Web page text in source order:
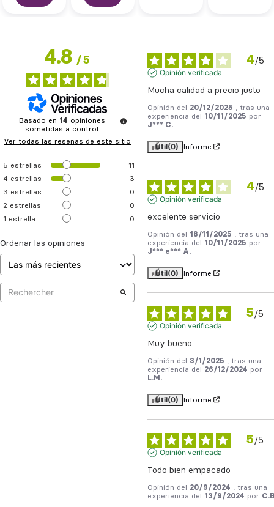
4.8/5
Basado en 14 opiniones
sometidas a control
Ver todas las reseñas de este sitio
5 estrellas
11
4 estrellas
3
3 estrellas
0
2 estrellas
0
1 estrella 0
Ordenar las opiniones
4/5
Opinión verificada
Mucha calidad a precio justo
Opinión del 20/12/2025
, tras una
experiencia del 10/11/2025 por
J*** C.
Útil(0) Informe
4/5
Opinión verificada
excelente servicio
Opinión del 18/11/2025
, tras una
experiencia del 10/11/2025 por
J*** e*** A.
Útil(0) Informe
5/5
Opinión verificada
Muy bueno
Opinión del 3/1/2025
, tras una
experiencia del 26/12/2024 por
L.M.
Útil(0) Informe
5/5
Opinión verificada
Todo bien empacado
Opinión del 20/9/2024
, tras una
experiencia del 13/9/2024 por